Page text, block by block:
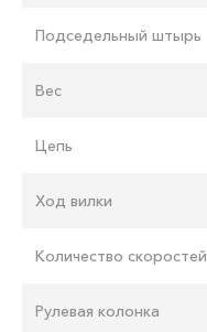
Подседельный штырь
Вес
Цепь
Ход вилки
Количество скоростей
Рулевая колонка